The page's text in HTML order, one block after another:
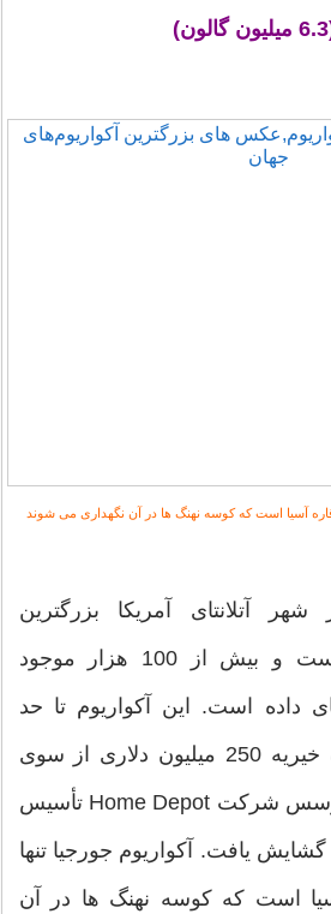
قاره آسیا است که کوسه نهنگ ها در آن نگهداری می شوند
شهر آتلانتای آمریکا بزرگترین
آکواریوم در جهان است و بیش از 100 هزار موجود
داده است. این آکواریوم تا حد
زیادی از طریق کمک خیریه 250 میلیون دلاری از سوی
برنی مارکوس هم مؤسس شرکت Home Depot تأسیس
شد و در نوامبر 2005 گشایش یافت. آکواریوم جورجیا تنها
است که کوسه نهنگ ها در آن